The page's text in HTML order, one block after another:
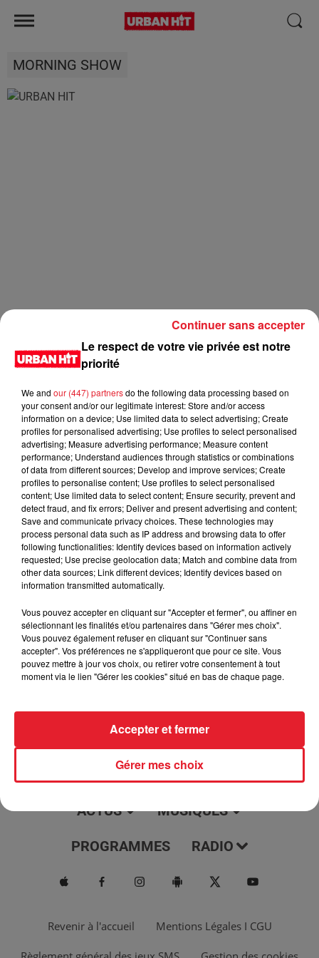
MORNING SHOW
0:00 1 min 42 sec
31 mai 2022 - 1 min 42 sec
Les prénoms à la con du 31/05/2022
Du lundi au vendredi, de 6h à 09h, retrouvez Evan, Sandro,
Aline et Laura pour vous réveiller sur Urban hit. Au
programme : le jeu des 30 secondes chrono, le sondage du
jour, l'info moulaga, le saviez-vous...
ACTUS MUSIQUES
PROGRAMMES RADIO
Revenir à l'accueil Mentions Légales I CGU
Le respect de votre vie privée est notre
priorité
We and our (447) partnersdo the following data processing based on
your consent and/or our legitimate interest: Store and/or access
information on a device; Use limited data to select advertising; Create
profiles for personalised advertising; Use profiles to select personalised
advertising; Measure advertising performance; Measure content
performance; Understand audiences through statistics or combinations
of data from different sources; Develop and improve services; Create
profiles to personalise content; Use profiles to select personalised
content; Use limited data to select content; Ensure security, prevent and
detect fraud, and fix errors; Deliver and present advertising and content;
Save and communicate privacy choices. These technologies may
process personal data such as IP address and browsing data to offer
following functionalities: Identify devices based on information actively
requested; Use precise geolocation data; Match and combine data from
other data sources; Link different devices; Identify devices based on
information transmitted automatically.
Vous pouvez accepter en cliquant sur "Accepter et fermer", ou affiner en
sélectionnant les finalités et/ou partenaires dans "Gérer mes choix".
Vous pouvez également refuser en cliquant sur "Continuer sans
accepter". Vos préférences ne s'appliqueront que pour ce site. Vous
pouvez mettre à jour vos choix, ou retirer votre consentement à tout
moment via le lien "Gérer les cookies" situé en bas de chaque page.
Gérer mes choix
Accepter et fermer
Continuer sans accepter